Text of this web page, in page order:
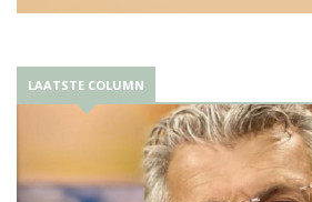
LAATSTE COLUMN